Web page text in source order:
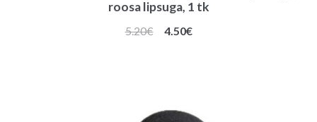
roosa lipsuga, 1 tk
5.20€
Algne
4.50€Praegune